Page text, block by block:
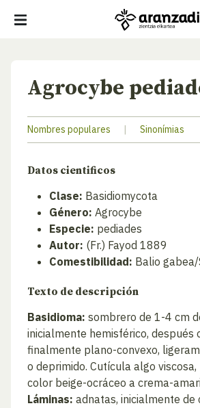
Agrocybe
Nombres populares | Sinonímias
Datos cientificos
Clase: Basidiomycota
Género: Agrocybe
Especie: pediades
Autor: (Fr.) Fayod 1889
Comestibilidad: Balio
Texto de descripción
Basidioma: sombrero de 1-4 cm
inicialmente hemisférico, después
finalmente plano-convexo,
o deprimido. Cutícula algo
color beige-ocráceo a crema-
Láminas: adnatas, inicialmente de